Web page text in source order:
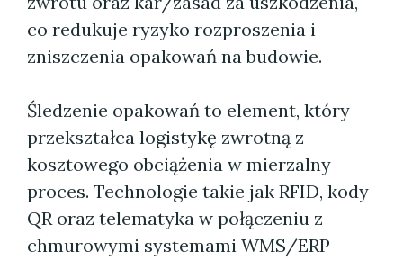
co redukuje ryzyko rozproszenia i
zniszczenia opakowań na budowie.
Śledzenie opakowań to element, który
przekształca logistykę zwrotną z
kosztowego obciążenia w mierzalny
proces. Technologie takie jak RFID, kody
QR oraz telematyka w połączeniu z
chmurowymi systemami WMS/ERP